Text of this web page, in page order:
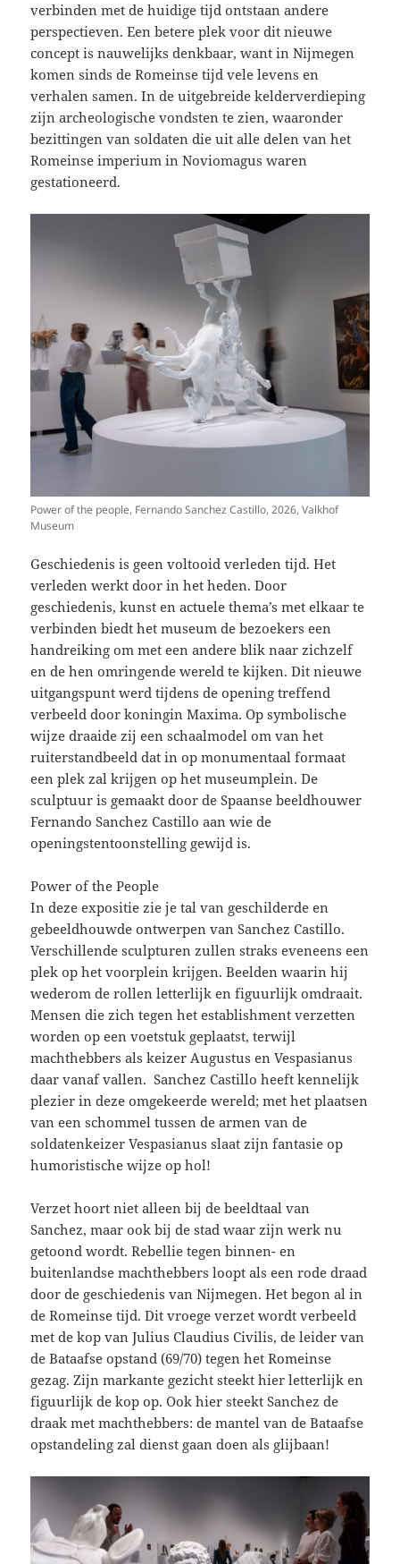
verbinden met de huidige tijd ontstaan andere
perspectieven. Een betere plek voor dit nieuwe
concept is nauwelijks denkbaar, want in Nijmegen
komen sinds de Romeinse tijd vele levens en
verhalen samen. In de uitgebreide kelderverdieping
zijn archeologische vondsten te zien, waaronder
bezittingen van soldaten die uit alle delen van het
Romeinse imperium in Noviomagus waren
gestationeerd.
Power of the people, Fernando Sanchez Castillo, 2026, Valkhof
Museum
Geschiedenis is geen voltooid verleden tijd. Het
verleden werkt door in het heden. Door
geschiedenis, kunst en actuele thema’s met elkaar te
verbinden biedt het museum de bezoekers een
handreiking om met een andere blik naar zichzelf
en de hen omringende wereld te kijken. Dit nieuwe
uitgangspunt werd tijdens de opening treffend
verbeeld door koningin Maxima. Op symbolische
wijze draaide zij een schaalmodel om van het
ruiterstandbeeld dat in op monumentaal formaat
een plek zal krijgen op het museumplein. De
sculptuur is gemaakt door de Spaanse beeldhouwer
Fernando Sanchez Castillo aan wie de
openingstentoonstelling gewijd is.
Power of the People
In deze expositie zie je tal van geschilderde en
gebeeldhouwde ontwerpen van Sanchez Castillo.
Verschillende sculpturen zullen straks eveneens een
plek op het voorplein krijgen. Beelden waarin hij
wederom de rollen letterlijk en figuurlijk omdraait.
Mensen die zich tegen het establishment verzetten
worden op een voetstuk geplaatst, terwijl
machthebbers als keizer Augustus en Vespasianus
daar vanaf vallen. Sanchez Castillo heeft kennelijk
plezier in deze omgekeerde wereld; met het plaatsen
van een schommel tussen de armen van de
soldatenkeizer Vespasianus slaat zijn fantasie op
humoristische wijze op hol!
Verzet hoort niet alleen bij de beeldtaal van
Sanchez, maar ook bij de stad waar zijn werk nu
getoond wordt. Rebellie tegen binnen- en
buitenlandse machthebbers loopt als een rode draad
door de geschiedenis van Nijmegen. Het begon al in
de Romeinse tijd. Dit vroege verzet wordt verbeeld
met de kop van Julius Claudius Civilis, de leider van
de Bataafse opstand (69/70) tegen het Romeinse
gezag. Zijn markante gezicht steekt hier letterlijk en
figuurlijk de kop op. Ook hier steekt Sanchez de
draak met machthebbers: de mantel van de Bataafse
opstandeling zal dienst gaan doen als glijbaan!